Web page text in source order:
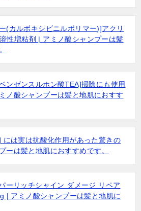
(カルボキシビニルポリマー)]アクリ
性増粘剤 | アミノ酸シャンプーは髪
ンゼンスルホン酸TEA]掃除にも使用
ノ酸シャンプーは髪と地肌におすす
には実は抗酸化作用があった驚きの
ーは髪と地肌におすすめです。
ーリッチシャイン ダメージ リペア
| アミノ酸シャンプーは髪と地肌に